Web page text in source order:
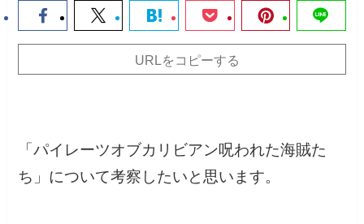
URLをコピーする
「パイレーツオブカリビアン呪われた海賊た
ち」について考察したいと思います。